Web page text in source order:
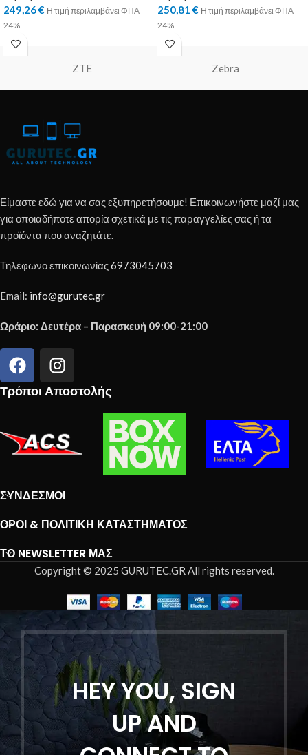
249,26€ Η τιμή περιλαμβάνει ΦΠΑ
24%
250,81 € Η τιμή περιλαμβάνει ΦΠΑ
24%
ZTE Zebra
Είμαστε εδώ για να σας εξυπηρετήσουμε! Επικοινωνήστε μαζί μας
για οποιαδήποτε απορία σχετικά με τις παραγγελίες σας ή τα
προϊόντα που αναζητάτε.
Τηλέφωνο επικοινωνίας6973045703
Email: info@gurutec.gr
Ωράριο: Δευτέρα – Παρασκευή 09:00-21:00
Τρόποι Αποστολής
ΣΎΝΔΕΣΜΟΙ
ΌΡΟΙ & ΠΟΛΙΤΙΚΉ ΚΑΤΑΣΤΉΜΑΤΟΣ
ΤΟ NEWSLETTER ΜΑΣ
Copyright © 2025 GURUTEC.GR All rights reserved.
HEY YOU, SIGN
UP AND